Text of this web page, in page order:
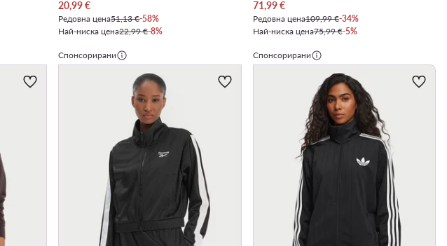
Актуална цена
20,99€
Редовна цена51,13 €-58%
Най-ниска цена22,99 €-8%
Актуална цена
71,99€
Редовна цена109,99 €-34%
Най-ниска цена75,99 €-5%
Спонсорирани Спонсорирани